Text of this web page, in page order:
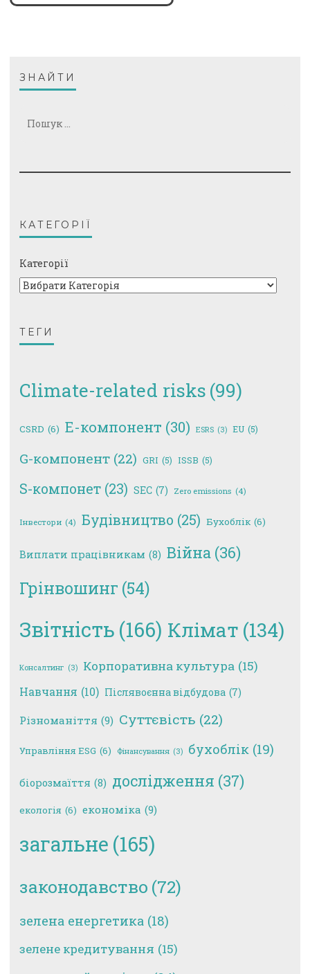
ЗНАЙТИ
КАТЕГОРІЇ
Категорії
ТЕГИ
Climate-related risks (99)
CSRD (6) E-компонент (30) ESRS (3) EU (5)
G-компонент (22) GRI (5) ISSB (5)
S-компонет (23) SEC (7) Zero emissions (4)
Інвестори (4) Будівництво (25) Бухоблік (6)
Виплати працівникам (8) Війна (36)
Грінвошинг (54)
Звітність (166) Клімат (134)
Консалтинг (3) Корпоративна культура (15)
Навчання (10) Післявоєнна відбудова (7)
Різноманіття (9) Суттєвість (22)
Управління ESG (6) Фінансування (3) бухоблік (19)
біорозмаїття (8) дослідження (37)
екологія (6) економіка (9)
загальне (165)
законодавство (72)
зелена енергетика (18)
зелене кредитування (15)